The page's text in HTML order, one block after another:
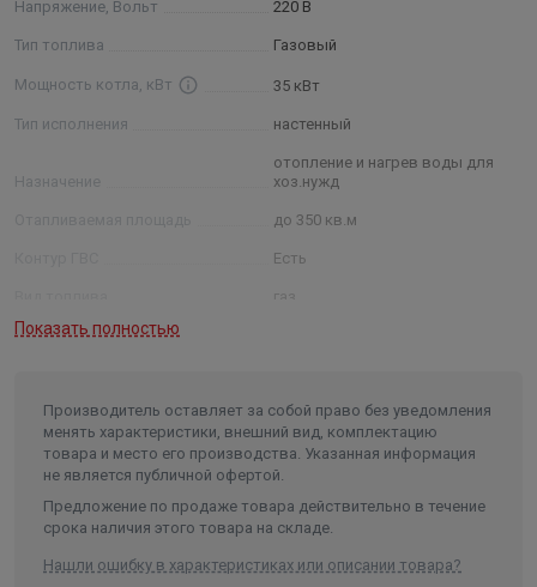
использования солнечной энергии
Всегда обеспечиваются передовыми системами
безопасности: защита от замерзания и функция
автоматического байпаса
Напряжение, Вольт 220 В
Тип топлива Газовый
Мощность котла, кВт 35 кВт
Тип исполнения настенный
Назначение
отопление и нагрев воды для
хоз.нужд
до 350 кв.м
Есть
Потребляемая мощность
Диаметр патрубка дымохода 60/100 мм
Присоединительные размеры
вг 3/4", вхв 1/2", вгв 1/2", плко
Высота без упаковки 77 см
Длина (глубина) без упаковки 31,5 см
Показать полностью
Производитель оставляет за собой право без уведомления
менять характеристики, внешний вид, комплектацию
товара и место его производства. Указанная информация
не является публичной офертой.
Предложение по продаже товара действительно в течение
срока наличия этого товара на складе.
Нашли ошибку в характеристиках или описании товара?